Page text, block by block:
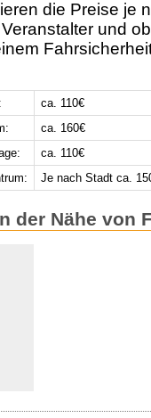
die Preise je
und
ca. 110€
ca. 160€
ca. 110€
Je nach Stadt ca.
der Nähe von